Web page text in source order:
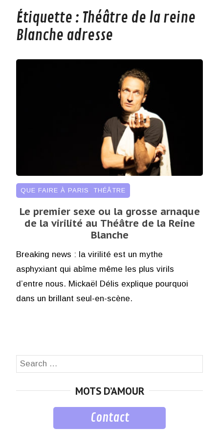
Étiquette : Théâtre de la reine
Blanche adresse
QUE FAIRE À PARIS THÉÂTRE
Le premier sexe ou la grosse arnaque
de la virilité au Théâtre de la Reine
Blanche
Breaking news : la virilité est un mythe
asphyxiant qui abîme même les plus virils
d’entre nous. Mickaël Délis explique pourquoi
dans un brillant seul-en-scène.
Search
MOTS D’AMOUR
Contact